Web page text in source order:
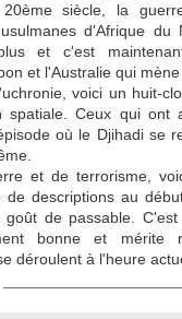
siècle, la
d'Afrique du
et c'est
et l'Australie qui mène
voici un huit-
spatiale. Ceux qui ont
où le Djihadi se
et de terrorisme,
de descriptions au
goût de passable.
bonne et mérite
déroulent à l'heure